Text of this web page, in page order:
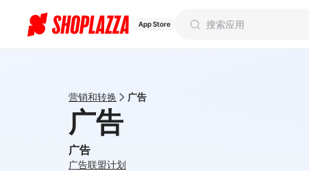
App Store
营销和转换 广告
广告
广告
广告联盟计划